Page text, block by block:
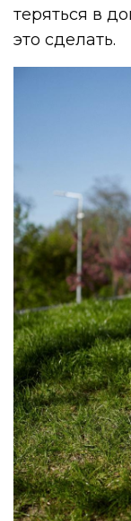
теряться в
это сделать.